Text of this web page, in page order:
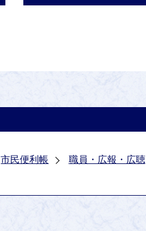
市民便利帳 職員・広報・広聴